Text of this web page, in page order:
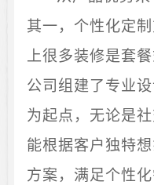
其一，个性化定
上很多装修是套
公司组建了专业
为起点，无论是
能根据客户独特
方案，满足个性